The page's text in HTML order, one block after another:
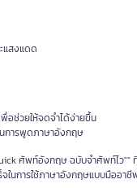
แสงแดด
อช่วยให้จดจำได้ง่ายขึ้น
นการพูดภาษาอังกฤษ
ศัพท์อังกฤษ ฉบับจำศัพท์ไว""
ในการใช้ภาษาอังกฤษแบบมืออาชี